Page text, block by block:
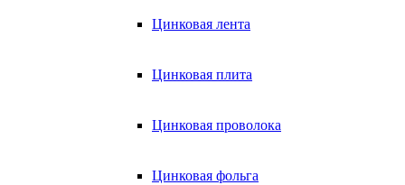
Цинковая лента
Цинковая плита
Цинковая проволока
Цинковая фольга